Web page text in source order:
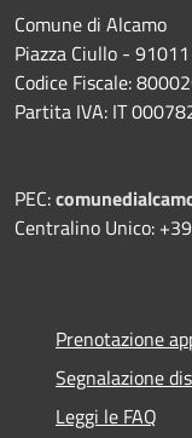
Comune di Alcamo
Piazza Ciullo -
Codice Fiscale:
Partita IVA: IT
PEC:
Centralino Unico:
Prenotazione
Segnalazione
Leggi le FAQ